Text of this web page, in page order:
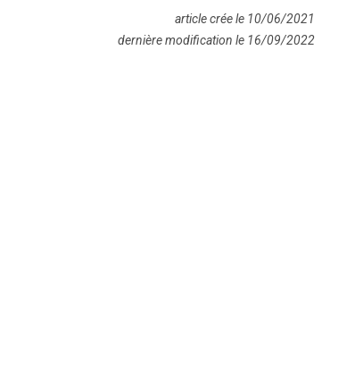
article crée le 10/06/2021
dernière modification le 16/09/2022